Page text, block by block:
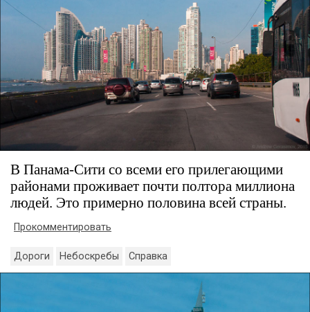
В Панама-Сити со всеми его прилегающими
районами проживает почти полтора миллиона
людей. Это примерно половина всей страны.
Прокомментировать
Дороги Небоскребы Справка